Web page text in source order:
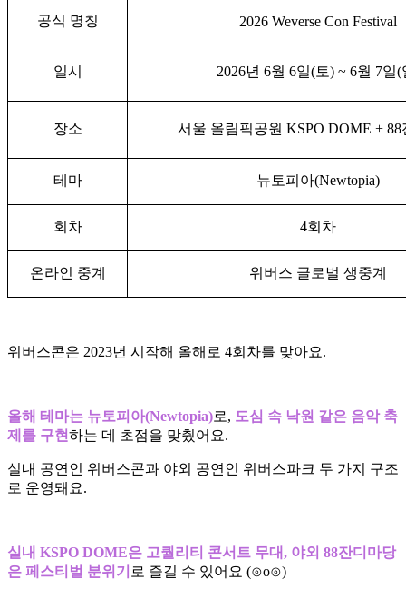
공식 명칭 2026 Weverse Con Festival
일시 2026년 6월 6일(토) ~ 6월 7일(
장소 서울 올림픽공원 KSPO DOME + 88
테마 뉴토피아(Newtopia)
회차 4회차
온라인 중계 위버스 글로벌 생중계
위버스콘은 2023년 시작해 올해로 4회차를 맞아요.
올해 테마는 뉴토피아(Newtopia)로, 도심 속 낙원 같은 음악 축
제를 구현하는 데 초점을 맞췄어요.
실내 공연인 위버스콘과 야외 공연인 위버스파크 두 가지 구조
로 운영돼요.
실내 KSPO DOME은 고퀄리티 콘서트 무대, 야외 88잔디마당
은 페스티벌 분위기 로 즐길 수 있어요 (⊙o⊙)